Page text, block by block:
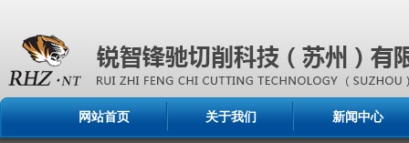
网站首页 关于我们 新闻中心